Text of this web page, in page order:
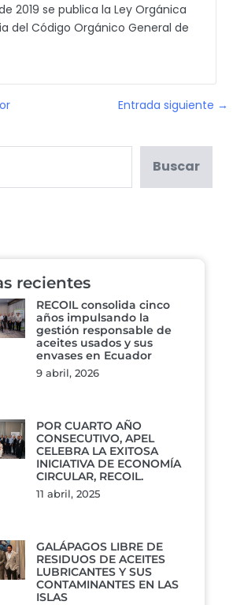
2019 se publica la Ley Orgánica
del Código Orgánico General de
Entrada siguiente →
Buscar
recientes
RECOIL consolida cinco
años impulsando la
gestión responsable de
aceites usados y sus
envases en Ecuador
9 abril, 2026
POR CUARTO AÑO
CONSECUTIVO, APEL
CELEBRA LA EXITOSA
INICIATIVA DE ECONOMÍA
CIRCULAR, RECOIL.
11 abril, 2025
GALÁPAGOS LIBRE DE
RESIDUOS DE ACEITES
LUBRICANTES Y SUS
CONTAMINANTES EN LAS
ISLAS